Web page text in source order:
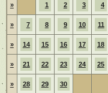
» 1 2 3 4
» 7 8 9 10 11
» 14 15 16 17 18
» 21 22 23 24 25
» 28 29 30